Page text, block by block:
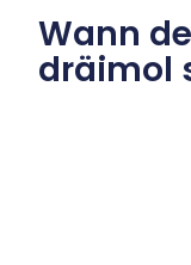
Wann
dräimol